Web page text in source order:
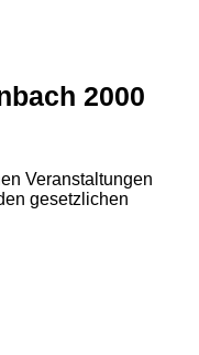
2000
Veranstaltungen
gesetzlichen